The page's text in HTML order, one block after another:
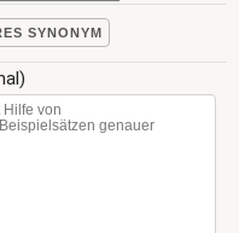
SYNONYM